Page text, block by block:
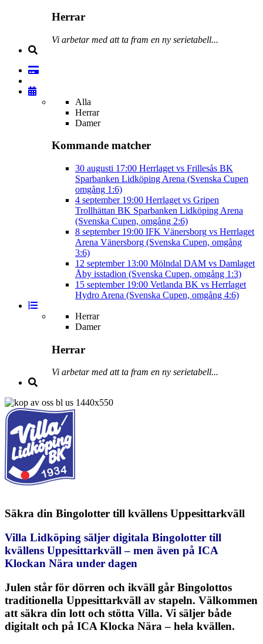
Herrar
Vi arbetar med att ta fram en ny serietabell...
Alla
Herrar
Damer
Kommande matcher
30 augusti 17:00 Herrlaget vs Frillesås BK
Sparbanken Lidköping Arena (Svenska Cupen
omgång 1:6)
4 september 19:00 Herrlaget vs Gripen
Trollhättan BK Sparbanken Lidköping Arena
(Svenska Cupen, omgång 2:6)
8 september 19:00 IFK Vänersborg vs Herrlaget
Arena Vänersborg (Svenska Cupen, omgång
3:6)
12 september 13:00 Mölndal DAM vs Damlaget
Åby isstadion (Svenska Cupen, omgång 1:3)
15 september 19:00 Vetlanda BK vs Herrlaget
Hydro Arena (Svenska Cupen, omgång 4:6)
Herrar
Damer
Herrar
Vi arbetar med att ta fram en ny serietabell...
Säkra din Bingolotter till kvällens Uppesittarkväll
Villa Lidköping säljer digitala Bingolotter till
kvällens Uppesittarkväll – men även på ICA
Klockan Nära under dagen
Julen står för dörren och ikväll går Bingolottos
traditionella Uppesittarkväll av stapeln. Välkommen
att säkra din lott och stötta Villa. Vi säljer både
digitalt och på ICA Klocka Nära – hela kvällen.